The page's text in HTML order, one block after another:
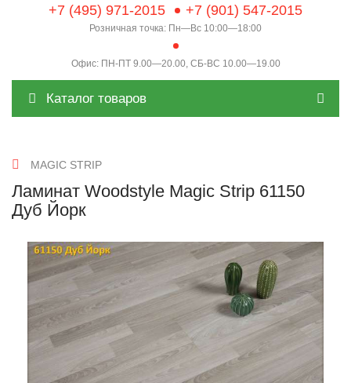
+7 (495) 971-2015 +7 (901) 547-2015
Розничная точка: Пн—Вс 10:00—18:00
Офис: ПН-ПТ 9.00—20.00, СБ-ВС 10.00—19.00
Каталог товаров
MAGIC STRIP
Ламинат Woodstyle Magic Strip 61150
Дуб Йорк